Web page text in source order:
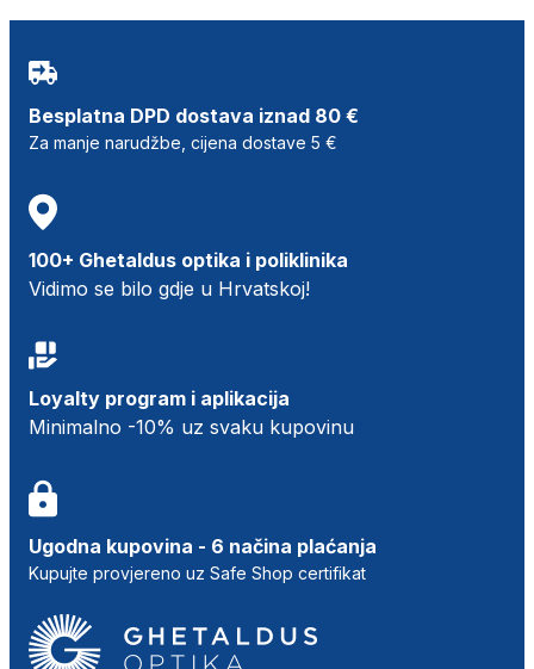
Besplatna DPD dostava iznad 80 €
Za manje narudžbe, cijena dostave 5 €
100+ Ghetaldus optika i poliklinika
Vidimo se bilo gdje u Hrvatskoj!
Loyalty program i aplikacija
Minimalno -10% uz svaku kupovinu
Ugodna kupovina - 6 načina plaćanja
Kupujte provjereno uz Safe Shop certifikat